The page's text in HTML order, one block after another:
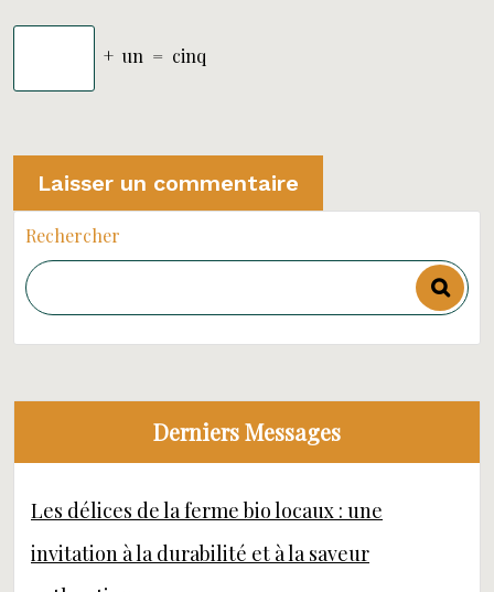
+ un = cinq
Rechercher
Derniers Messages
Les délices de la ferme bio locaux : une
invitation à la durabilité et à la saveur